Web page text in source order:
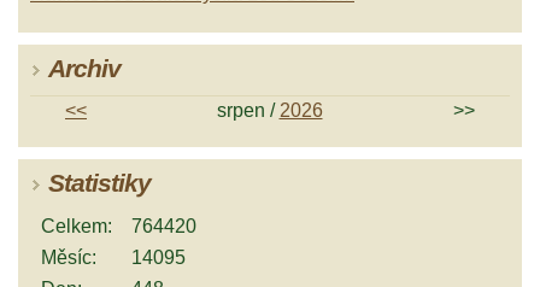
Archiv
<< srpen / 2026 >>
Statistiky
Celkem:
764420
Měsíc:
14095